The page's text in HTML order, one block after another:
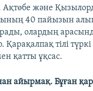
Ақтөбе және
40 пайызын
олардың
тілі түркі
қатты ұқсас.
айырмақ. Бұған